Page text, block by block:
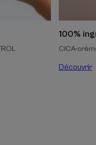
100%
CICA-
Découvrir